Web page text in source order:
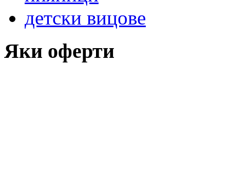
детски вицове
Яки оферти